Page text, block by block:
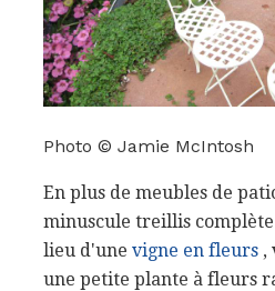
Photo © Jamie McIntosh
En plus de meubles de
minuscule treillis
lieu d'une vigne en fleurs ,
une petite plante à fleurs